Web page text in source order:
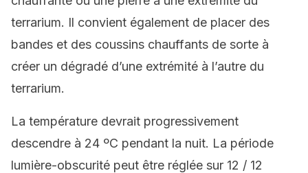
terrarium. Il convient également de placer des
bandes et des coussins chauffants de sorte à
créer un dégradé d’une extrémité à l’autre du
terrarium.
La température devrait progressivement
descendre à 24 ºC pendant la nuit. La période
lumière-obscurité peut être réglée sur 12 / 12